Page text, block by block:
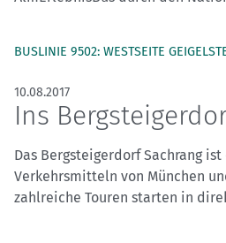
BUSLINIE 9502: WESTSEITE
10.08.2017
Ins
Das Bergsteigerdorf Sachrang
Verkehrsmitteln von München
zahlreiche Touren starten in